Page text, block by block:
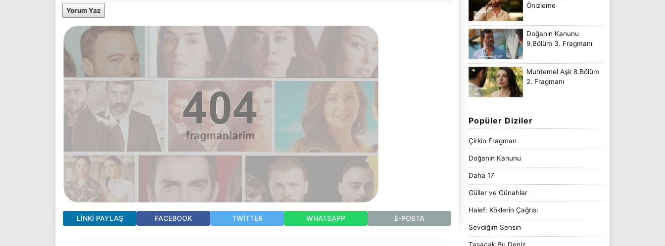
Yorum Yaz
LINKI PAYLAŞ FACEBOOK TWITTER WHATSAPP E-POSTA
Önizleme
Doğanın Kanunu
9.Bölüm 3. Fragmanı
Muhtemel Aşk 8.Bölüm
2. Fragmanı
Popüler Diziler
Çirkin Fragman
Doğanın Kanunu
Daha 17
Güller ve Günahlar
Halef: Köklerin Çağrısı
Sevdiğim Sensin
Taşacak Bu Deniz